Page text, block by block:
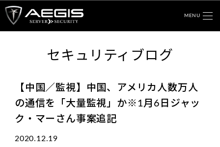
MENU
セキュリティブログ
【中国／監視】中国、アメリカ人数万人
の通信を「大量監視」か※1月6日ジャッ
ク・マーさん事案追記
2020.12.19